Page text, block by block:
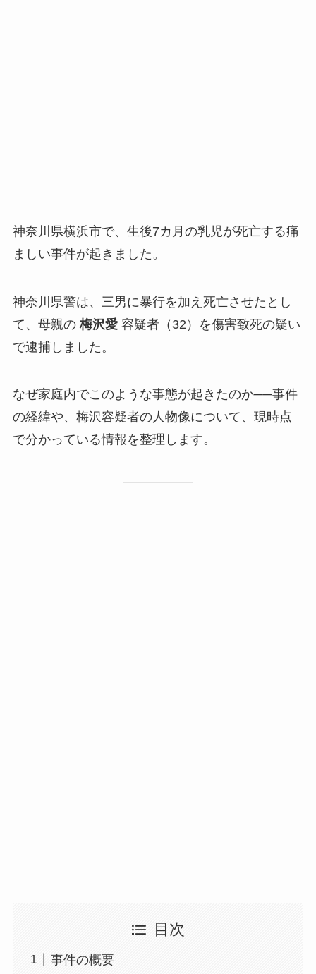
神奈川県横浜市で、生後7カ月の乳児が死亡する痛
ましい事件が起きました。
神奈川県警は、三男に暴行を加え死亡させたとし
て、母親の 梅沢愛容疑者（32）を傷害致死の疑い
で逮捕しました。
なぜ家庭内でこのような事態が起きたのか──事件
の経緯や、梅沢容疑者の人物像について、現時点
で分かっている情報を整理します。
目次
事件の概要